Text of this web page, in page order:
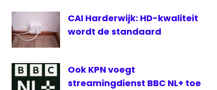
RTV
Oost
CAI Harderwijk: HD-kwaliteit
wordt de standaard
Ook KPN voegt
streamingdienst BBC NL+ toe